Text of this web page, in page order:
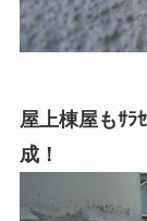
屋上棟屋もｻ
成！